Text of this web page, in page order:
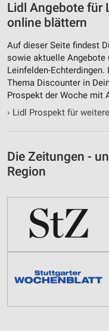
Lidl Angebote für
online blättern
Auf dieser Seite findest
sowie aktuelle Angebote
Leinfelden-
Thema Discounter in
Prospekt der Woche mit
› Lidl Prospekt für
Die Zeitungen -
Region